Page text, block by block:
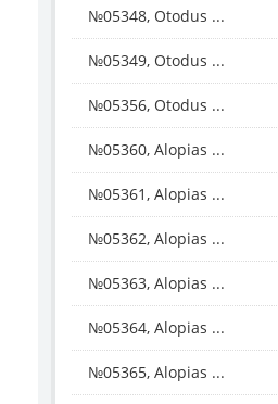
№05348, Otodus ...
№05349, Otodus ...
№05356, Otodus ...
№05360, Alopias ...
№05361, Alopias ...
№05362, Alopias ...
№05363, Alopias ...
№05364, Alopias ...
№05365, Alopias ...